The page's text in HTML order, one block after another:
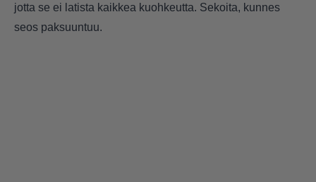
jotta se ei latista kaikkea kuohkeutta. Sekoita, kunnes
seos paksuuntuu.